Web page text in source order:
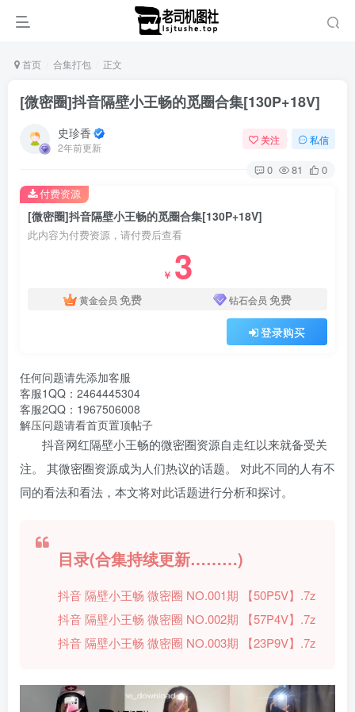
首页 合集打包 正文
[微密圈]抖音隔壁小王畅的觅圈合集[130P+18V]
史珍香
2年前更新
关注 私信
0 81 0
[微密圈]抖音隔壁小王畅的觅圈合集[130P+18V]
此内容为付费资源，请付费后查看
￥ 3
黄金会员 免费 钻石会员 免费
登录购买
付费资源
任何问题请先添加客服
客服1QQ：2464445304
客服2QQ：1967506008
解压问题请看首页置顶帖子
抖音网红隔壁小王畅的微密圈资源自走红以来就备受关
注。 其微密圈资源成为人们热议的话题。 对此不同的人有不
同的看法和看法，本文将对此话题进行分析和探讨。
目录(合集持续更新………)
抖音 隔壁小王畅 微密圈 NO.001期 【50P5V】.7z
抖音 隔壁小王畅 微密圈 NO.002期 【57P4V】.7z
抖音 隔壁小王畅 微密圈 NO.003期 【23P9V】.7z